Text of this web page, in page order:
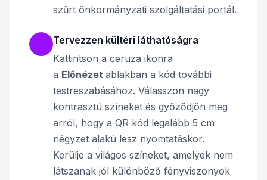
szűrt önkormányzati szolgáltatási portál.
Tervezzen kültéri láthatóságra
Kattintson a ceruza ikonra
a Előnézet ablakban a kód további
testreszabásához. Válasszon nagy
kontrasztú színeket és győződjön meg
arról, hogy a QR kód legalább 5 cm
négyzet alakú lesz nyomtatáskor.
Kerülje a világos színeket, amelyek nem
látszanak jól különböző fényviszonyok